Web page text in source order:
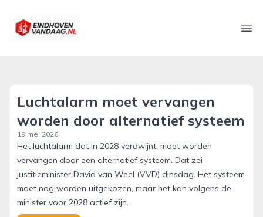
eindhovenvandaag.nl
Luchtalarm moet vervangen
worden door alternatief systeem
19 mei 2026
Het luchtalarm dat in 2028 verdwijnt, moet worden
vervangen door een alternatief systeem. Dat zei
justitieminister David van Weel (VVD) dinsdag. Het systeem
moet nog worden uitgekozen, maar het kan volgens de
minister voor 2028 actief zijn.